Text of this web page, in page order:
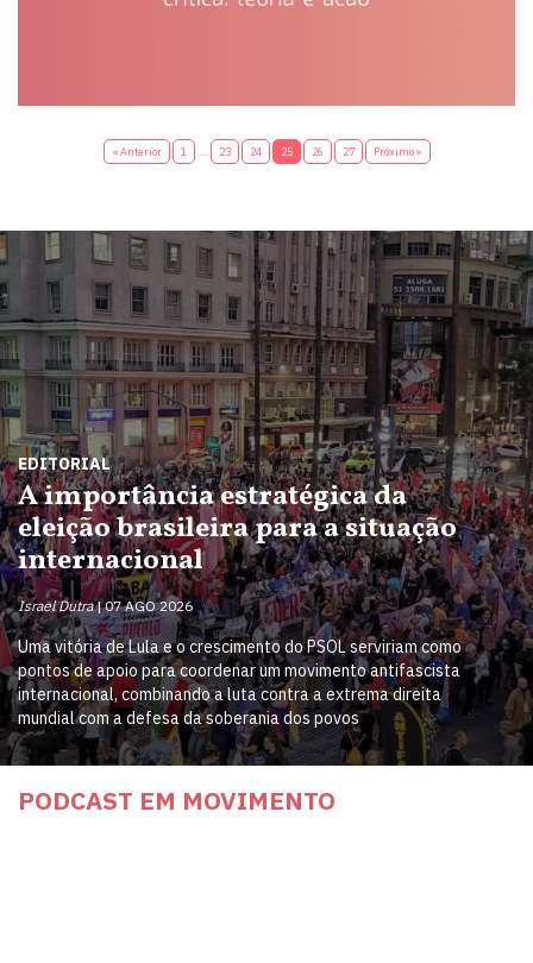
« Anterior 1 23 24 25 26 27 Próximo »
EDITORIAL
A importância estratégica da
eleição brasileira para a situação
internacional
Israel Dutra 07 AGO 2026
Uma vitória de Lula e o crescimento do PSOL serviriam como
pontos de apoio para coordenar um movimento antifascista
internacional, combinando a luta contra a extrema direita
mundial com a defesa da soberania dos povos
PODCAST EM MOVIMENTO